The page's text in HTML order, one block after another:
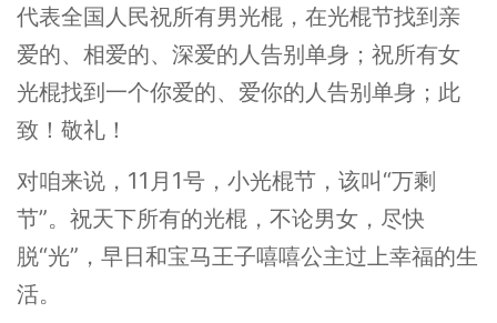
代表全国人民祝所有男光棍，在光棍节找到亲
爱的、相爱的、深爱的人告别单身；祝所有女
光棍找到一个你爱的、爱你的人告别单身；此
致！敬礼！
对咱来说，11月1号，小光棍节，该叫“万剩
节”。祝天下所有的光棍，不论男女，尽快
脱“光”，早日和宝马王子嘻嘻公主过上幸福的生
活。